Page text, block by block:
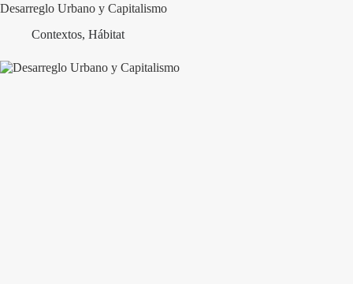
Desarreglo Urbano y Capitalismo
Contextos, Hábitat